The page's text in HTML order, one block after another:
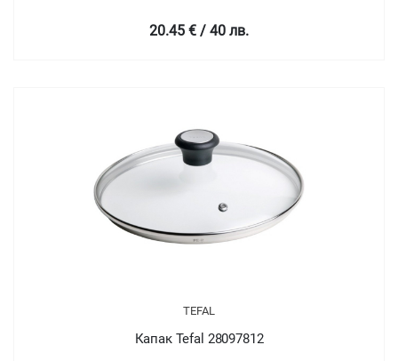
20.45 € / 40 лв.
TEFAL
Капак Tefal 28097812